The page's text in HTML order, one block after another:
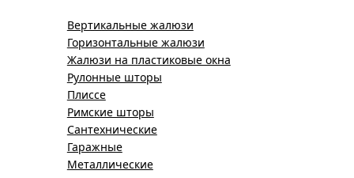
Вертикальные жалюзи
Горизонтальные жалюзи
Жалюзи на пластиковые окна
Рулонные шторы
Плиссе
Римские шторы
Сантехнические
Гаражные
Металлические